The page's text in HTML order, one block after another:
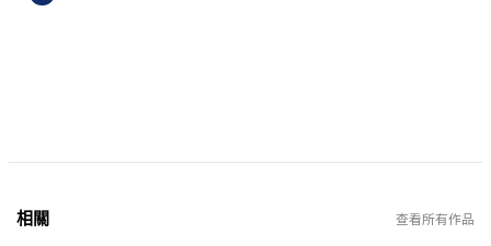
相關 查看所有作品